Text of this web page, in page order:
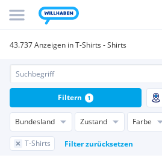
43.737 Anzeigen in T-Shirts - Shirts
Bundesland Zustand Farbe
T-Shirts Filter zurücksetzen
Filtern 1